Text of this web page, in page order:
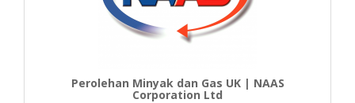
Perolehan Minyak dan Gas UK | NAAS
Corporation Ltd